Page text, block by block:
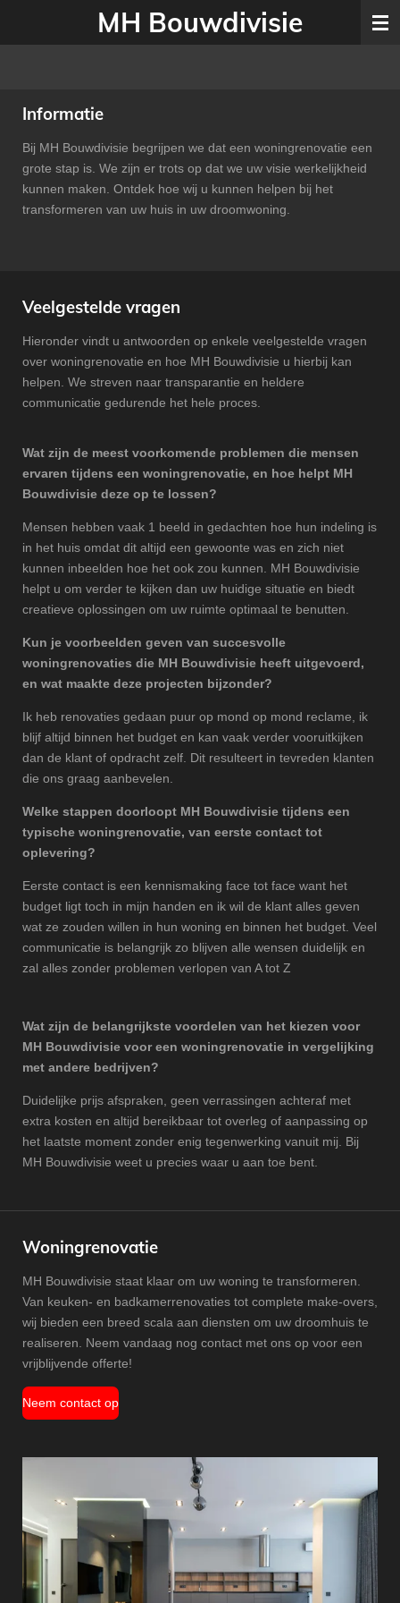
MH Bouwdivisie
Informatie
Bij MH Bouwdivisie begrijpen we dat een woningrenovatie een
grote stap is. We zijn er trots op dat we uw visie werkelijkheid
kunnen maken. Ontdek hoe wij u kunnen helpen bij het
transformeren van uw huis in uw droomwoning.
Veelgestelde vragen
Hieronder vindt u antwoorden op enkele veelgestelde vragen
over woningrenovatie en hoe MH Bouwdivisie u hierbij kan
helpen. We streven naar transparantie en heldere
communicatie gedurende het hele proces.
Wat zijn de meest voorkomende problemen die mensen
ervaren tijdens een woningrenovatie, en hoe helpt MH
Bouwdivisie deze op te lossen?
Mensen hebben vaak 1 beeld in gedachten hoe hun indeling is
in het huis omdat dit altijd een gewoonte was en zich niet
kunnen inbeelden hoe het ook zou kunnen. MH Bouwdivisie
helpt u om verder te kijken dan uw huidige situatie en biedt
creatieve oplossingen om uw ruimte optimaal te benutten.
Kun je voorbeelden geven van succesvolle
woningrenovaties die MH Bouwdivisie heeft uitgevoerd,
en wat maakte deze projecten bijzonder?
Ik heb renovaties gedaan puur op mond op mond reclame, ik
blijf altijd binnen het budget en kan vaak verder vooruitkijken
dan de klant of opdracht zelf. Dit resulteert in tevreden klanten
die ons graag aanbevelen.
Welke stappen doorloopt MH Bouwdivisie tijdens een
typische woningrenovatie, van eerste contact tot
oplevering?
Eerste contact is een kennismaking face tot face want het
budget ligt toch in mijn handen en ik wil de klant alles geven
wat ze zouden willen in hun woning en binnen het budget. Veel
communicatie is belangrijk zo blijven alle wensen duidelijk en
zal alles zonder problemen verlopen van A tot Z
Wat zijn de belangrijkste voordelen van het kiezen voor
MH Bouwdivisie voor een woningrenovatie in vergelijking
met andere bedrijven?
Duidelijke prijs afspraken, geen verrassingen achteraf met
extra kosten en altijd bereikbaar tot overleg of aanpassing op
het laatste moment zonder enig tegenwerking vanuit mij. Bij
MH Bouwdivisie weet u precies waar u aan toe bent.
Woningrenovatie
MH Bouwdivisie staat klaar om uw woning te transformeren.
Van keuken- en badkamerrenovaties tot complete make-overs,
wij bieden een breed scala aan diensten om uw droomhuis te
realiseren. Neem vandaag nog contact met ons op voor een
vrijblijvende offerte!
Neem contact op